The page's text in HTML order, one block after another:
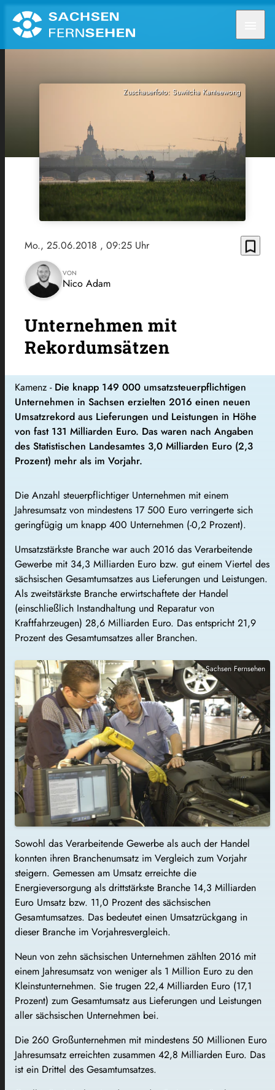
Zuschauerfoto: Suwitcha Kanteewong
Mo., 25.06.2018 , 09:25 Uhr bookmark_border
VON
Nico Adam
Unternehmen mit
Rekordumsätzen
Kamenz - Die knapp 149 000 umsatzsteuerpflichtigen
Unternehmen in Sachsen erzielten 2016 einen neuen
Umsatzrekord aus Lieferungen und Leistungen in Höhe
von fast 131 Milliarden Euro. Das waren nach Angaben
des Statistischen Landesamtes 3,0 Milliarden Euro (2,3
Prozent) mehr als im Vorjahr.
Die Anzahl steuerpflichtiger Unternehmen mit einem
Jahresumsatz von mindestens 17 500 Euro verringerte sich
geringfügig um knapp 400 Unternehmen (-0,2 Prozent).
Umsatzstärkste Branche war auch 2016 das Verarbeitende
Gewerbe mit 34,3 Milliarden Euro bzw. gut einem Viertel des
sächsischen Gesamtumsatzes aus Lieferungen und Leistungen.
Als zweitstärkste Branche erwirtschaftete der Handel
(einschließlich Instandhaltung und Reparatur von
Kraftfahrzeugen) 28,6 Milliarden Euro. Das entspricht 21,9
Prozent des Gesamtumsatzes aller Branchen.
Sachsen Fernsehen
Sowohl das Verarbeitende Gewerbe als auch der Handel
konnten ihren Branchenumsatz im Vergleich zum Vorjahr
steigern. Gemessen am Umsatz erreichte die
Energieversorgung als drittstärkste Branche 14,3 Milliarden
Euro Umsatz bzw. 11,0 Prozent des sächsischen
Gesamtumsatzes. Das bedeutet einen Umsatzrückgang in
dieser Branche im Vorjahresvergleich.
Neun von zehn sächsischen Unternehmen zählten 2016 mit
einem Jahresumsatz von weniger als 1 Million Euro zu den
Kleinstunternehmen. Sie trugen 22,4 Milliarden Euro (17,1
Prozent) zum Gesamtumsatz aus Lieferungen und Leistungen
aller sächsischen Unternehmen bei.
Die 260 Großunternehmen mit mindestens 50 Millionen Euro
Jahresumsatz erreichten zusammen 42,8 Milliarden Euro. Das
ist ein Drittel des Gesamtumsatzes.